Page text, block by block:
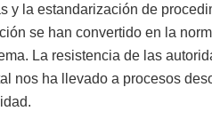
y la estandarización de
se han convertido en la
La resistencia de las
nos ha llevado a procesos